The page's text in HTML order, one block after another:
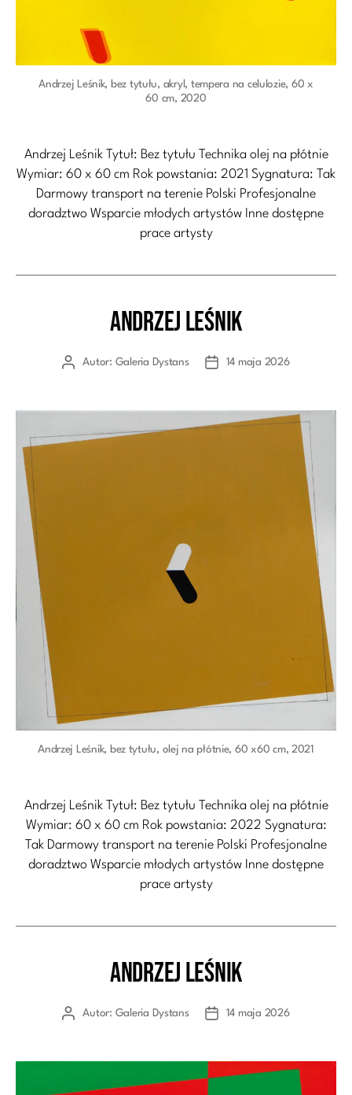
Andrzej Leśnik, bez tytułu, akryl, tempera na celulozie, 60 x
60 cm, 2020
Andrzej Leśnik Tytuł: Bez tytułu Technika olej na płótnie
Wymiar: 60 x 60 cm Rok powstania: 2021 Sygnatura: Tak
Darmowy transport na terenie Polski Profesjonalne
doradztwo Wsparcie młodych artystów Inne dostępne
prace artysty
Kategorie
Andrzej Leśnik
AutorAutor: Galeria Dystans
Data14 maja 2026
Andrzej Leśnik, bez tytułu, olej na płótnie, 60 x60 cm, 2021
Andrzej Leśnik Tytuł: Bez tytułu Technika olej na płótnie
Wymiar: 60 x 60 cm Rok powstania: 2022 Sygnatura:
Tak Darmowy transport na terenie Polski Profesjonalne
doradztwo Wsparcie młodych artystów Inne dostępne
prace artysty
Kategorie
Andrzej Leśnik
AutorAutor: Galeria Dystans
Data14 maja 2026